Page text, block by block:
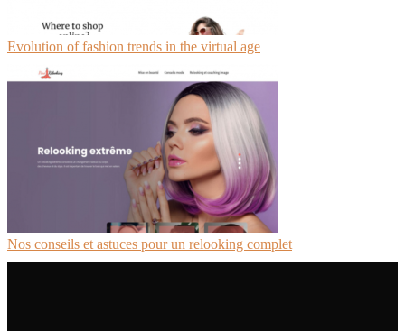
Evolution of fashion trends in the virtual age
Nos conseils et astuces pour un relooking complet